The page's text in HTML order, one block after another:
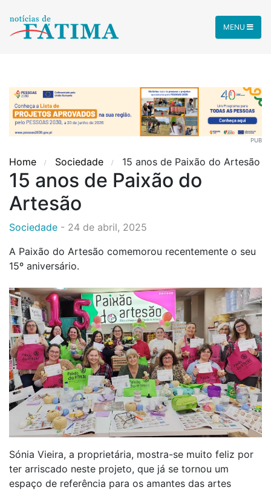
MENU
PUB
Home Sociedade 15 anos de Paixão do Artesão
15 anos de Paixão do
Artesão
Sociedade - 24 de abril, 2025
A Paixão do Artesão comemorou recentemente o seu
15º aniversário.
Sónia Vieira, a proprietária, mostra-se muito feliz por
ter arriscado neste projeto, que já se tornou um
espaço de referência para os amantes das artes